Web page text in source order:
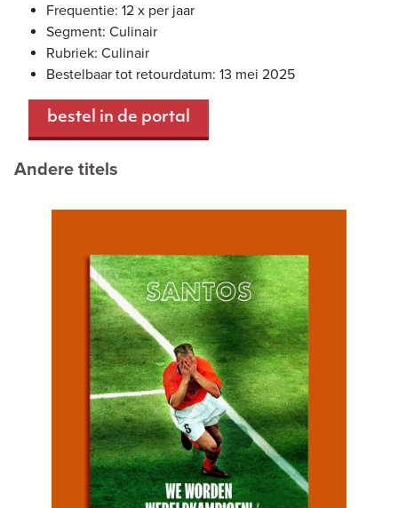
Frequentie: 12 x per jaar
Segment: Culinair
Rubriek: Culinair
Bestelbaar tot retourdatum: 13 mei 2025
bestel in de portal
Andere titels